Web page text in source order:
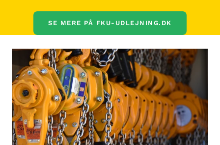
SE MERE PÅ FKU-UDLEJNING.DK